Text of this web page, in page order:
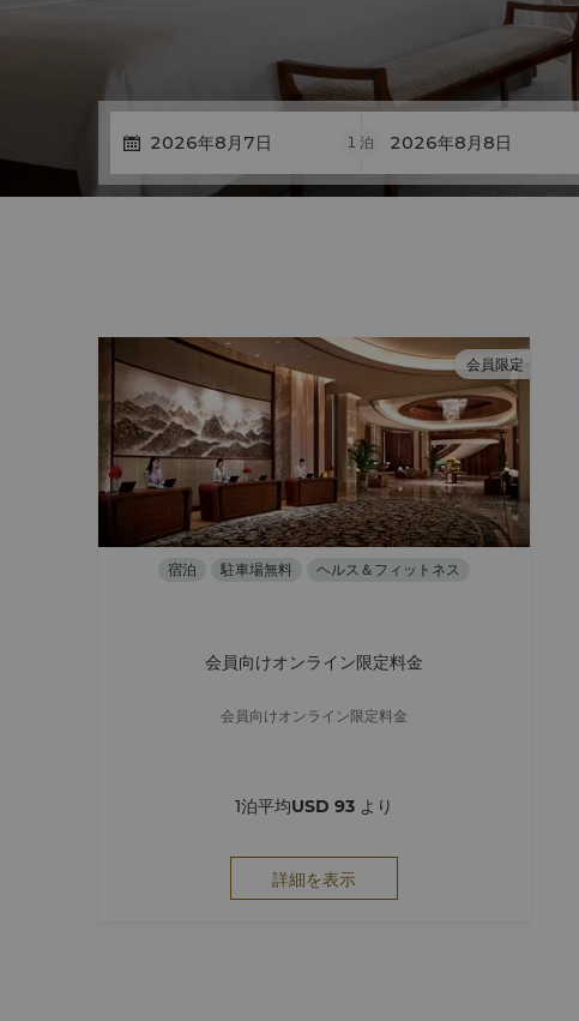
1 泊
会員限定
宿泊 駐車場無料 ヘルス＆フィットネス
会員向けオンライン限定料金
会員向けオンライン限定料金
1泊平均USD 93 より
詳細を表示